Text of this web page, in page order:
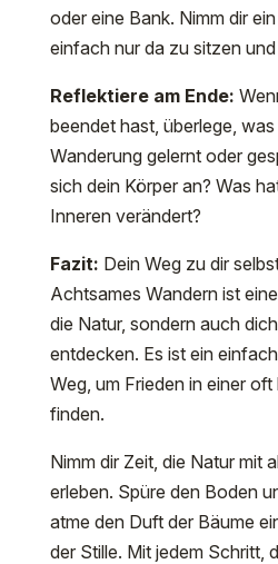
oder eine Bank. Nimm dir
einfach nur da zu sitzen
Reflektiere am Ende:
beendet hast, überlege,
Wanderung gelernt oder
sich dein Körper an? Was
Inneren verändert?
Fazit: Dein Weg zu dir
Achtsames Wandern ist
die Natur, sondern auch
entdecken. Es ist ein
Weg, um Frieden in einer
finden.
Nimm dir Zeit, die Natur mit
erleben. Spüre den Boden
atme den Duft der Bäume
der Stille. Mit jedem Schritt,